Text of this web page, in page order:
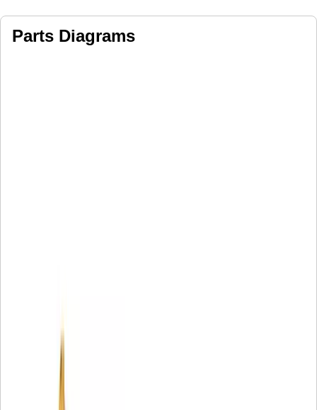
Parts Diagrams